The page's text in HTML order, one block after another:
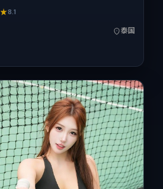
瑟薇、小松菜奈、胡歌、吴京的表演
12-06 起陆续登陆院线与网络平
长149分钟。
8.1
泰国